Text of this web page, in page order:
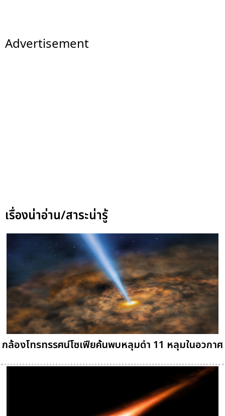
Advertisement
เรื่องน่าอ่าน/สาระน่ารู้
กล้องโทรทรรศน์โซเฟียค้นพบหลุมดำ 11 หลุมในอวกาศ